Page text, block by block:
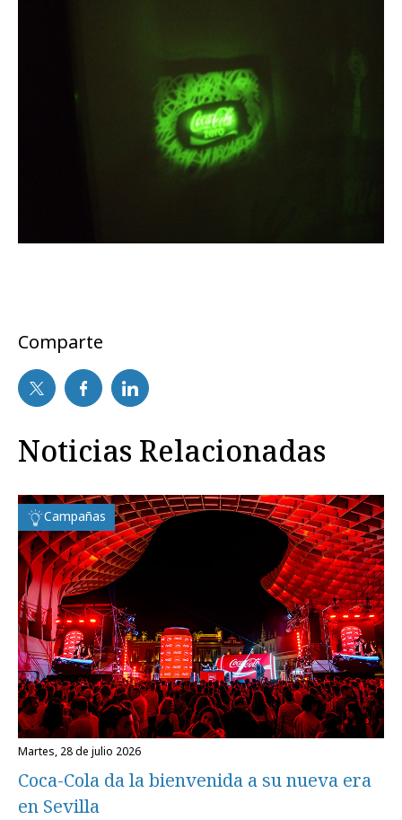
Comparte
Noticias Relacionadas
Campañas
martes, 28 de julio 2026
Coca-Cola da la bienvenida a su nueva era
en Sevilla